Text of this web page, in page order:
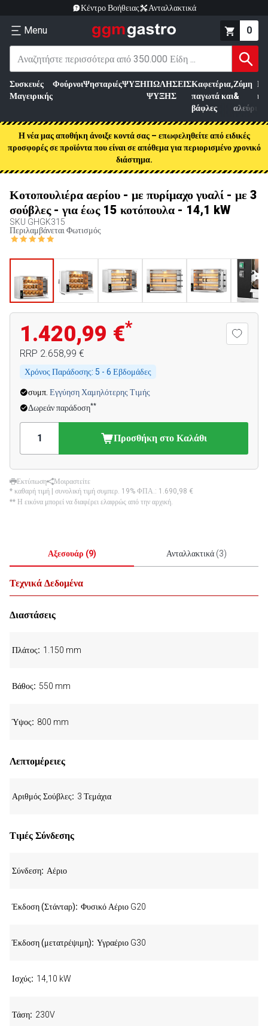
Κέντρο Βοήθειας Ανταλλακτικά
Menu 0
Συσκευές
Μαγειρικής
ΦούρνοιΨησταριέςΨΥΞΗΠΩΛΗΣΕΙΣ
ΨΥΞΗΣ
Καφετέρια,
παγωτά και
βάφλες
Ζύμη
&
αλεύρι
Η νέα μας αποθήκη άνοιξε κοντά σας – επωφεληθείτε από ειδικές
προσφορές σε προϊόντα που είναι σε απόθεμα για περιορισμένο χρονικό
διάστημα.
Κοτοπουλιέρα αερίου - με πυρίμαχο γυαλί - με 3
σούβλες - για έως 15 κοτόπουλα - 14,1 kW
SKU GHGK315
Περιλαμβάνεται Φωτισμός
1.420,99 €*
RRP 2.658,99 €
Χρόνος Παράδοσης: 5 - 6 Εβδομάδες
συμπ. Εγγύηση Χαμηλότερης Τιμής
Δωρεάν παράδοση**
Προσθήκη στο Καλάθι
Εκτύπωση
Μοιραστείτε
* καθαρή τιμή | συνολική τιμή συμπερ. 19% ΦΠΑ.: 1.690,98 €
** Η εικόνα μπορεί να διαφέρει ελαφρώς από την αρχική.
Αξεσουάρ (9) Ανταλλακτικά(3)
Τεχνικά Δεδομένα
Διαστάσεις
Πλάτος 1.150 mm
Βάθος 550 mm
Ύψος 800 mm
Λεπτομέρειες
Αριθμός Σούβλες 3 Τεμάχια
Τιμές Σύνδεσης
Σύνδεση Αέριο
Έκδοση (Στάνταρ) Φυσικό Αέριο G20
Έκδοση (μετατρέψιμη) Υγραέριο G30
Ισχύς 14,10 kW
Τάση 230V